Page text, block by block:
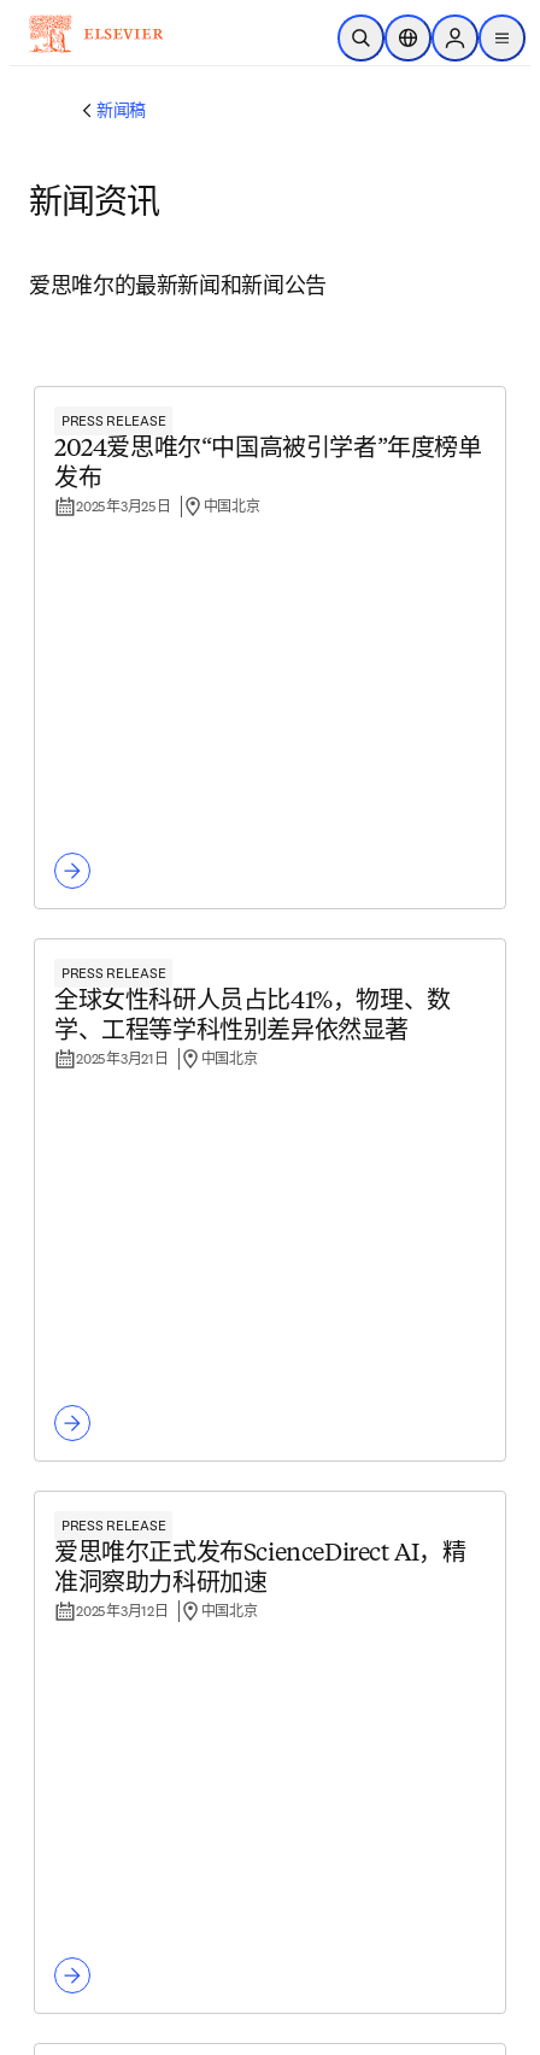
跳转到主内容
开放搜索位置选择器Sign in to
menu
新闻稿
新闻资讯
爱思唯尔的最新新闻和新闻公告
PRESS RELEASE
2024爱思唯尔“中国高被引学者”年度榜单
发布
2025年3月25日 中国北京
PRESS RELEASE
全球女性科研人员占比41%，物理、数
学、工程等学科性别差异依然显著
2025年3月21日 中国北京
PRESS RELEASE
爱思唯尔正式发布ScienceDirect AI，精
准洞察助力科研加速
2025年3月12日 中国北京